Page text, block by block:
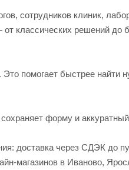
сотрудников клиник,
классических решений до
помогает быстрее
форму и
доставка через СДЭК до
магазинов в Иваново,